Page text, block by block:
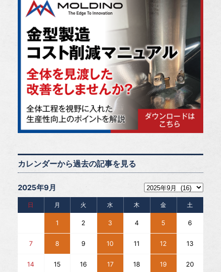
カレンダーから過去の記事を見る
2025年9月
日 月 火 水 木 金 土
1 2 3 4 5 6
7 8 9 10 11 12 13
14 15 16 17 18 19 20